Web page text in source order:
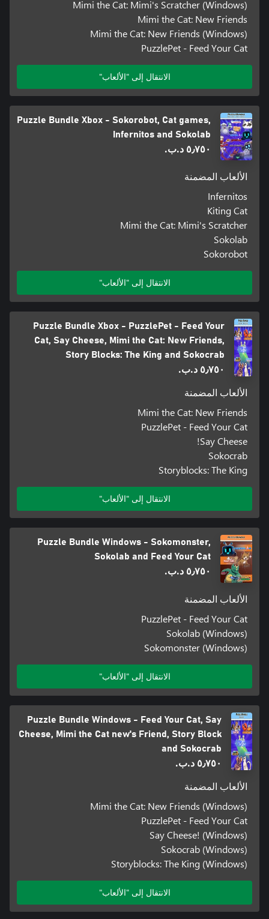
Mimi the Cat: Mimi's Scratcher (Windows)
Mimi the Cat: New Friends
Mimi the Cat: New Friends (Windows)
PuzzlePet - Feed Your Cat
الانتقال إلى "الألعاب"
Puzzle Bundle Xbox - Sokorobot, Cat games,
Infernitos and Sokolab
٥٫٧٥٠ د.ب.‏
الألعاب المضمنة
Infernitos
Kiting Cat
Mimi the Cat: Mimi's Scratcher
Sokolab
Sokorobot
الانتقال إلى "الألعاب"
Puzzle Bundle Xbox - PuzzlePet - Feed Your
Cat, Say Cheese, Mimi the Cat: New Friends,
Story Blocks: The King and Sokocrab
٥٫٧٥٠ د.ب.‏
الألعاب المضمنة
Mimi the Cat: New Friends
PuzzlePet - Feed Your Cat
Say Cheese!
Sokocrab
Storyblocks: The King
الانتقال إلى "الألعاب"
Puzzle Bundle Windows - Sokomonster,
Sokolab and Feed Your Cat
٥٫٧٥٠ د.ب.‏
الألعاب المضمنة
PuzzlePet - Feed Your Cat
Sokolab (Windows)
Sokomonster (Windows)
الانتقال إلى "الألعاب"
Puzzle Bundle Windows - Feed Your Cat, Say
Cheese, Mimi the Cat new's Friend, Story Block
and Sokocrab
٥٫٧٥٠ د.ب.‏
الألعاب المضمنة
Mimi the Cat: New Friends (Windows)
PuzzlePet - Feed Your Cat
Say Cheese! (Windows)
Sokocrab (Windows)
Storyblocks: The King (Windows)
الانتقال إلى "الألعاب"